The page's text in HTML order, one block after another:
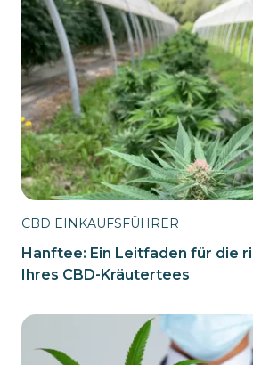
CBD EINKAUFSFÜHRER
Hanftee: Ein Leitfaden für die
Ihres CBD-Kräutertees